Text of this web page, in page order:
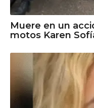
Muere en un
motos Karen